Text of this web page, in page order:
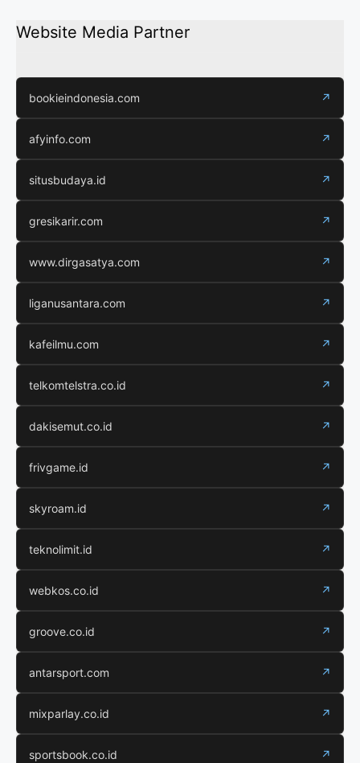
Website Media Partner
bookieindonesia.com ↗
afyinfo.com ↗
situsbudaya.id ↗
gresikarir.com ↗
www.dirgasatya.com ↗
liganusantara.com ↗
kafeilmu.com ↗
telkomtelstra.co.id ↗
dakisemut.co.id ↗
frivgame.id ↗
skyroam.id ↗
teknolimit.id ↗
webkos.co.id ↗
groove.co.id ↗
antarsport.com ↗
mixparlay.co.id ↗
sportsbook.co.id ↗